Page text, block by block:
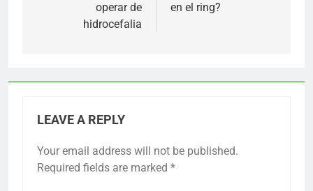
operar de
hidrocefalia
en el ring?
LEAVE A REPLY
Your email address will not be published.
Required fields are marked *